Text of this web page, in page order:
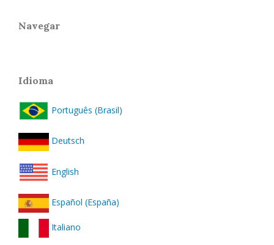
Navegar
Idioma
Português (Brasil)
Deutsch
English
Español (España)
Italiano